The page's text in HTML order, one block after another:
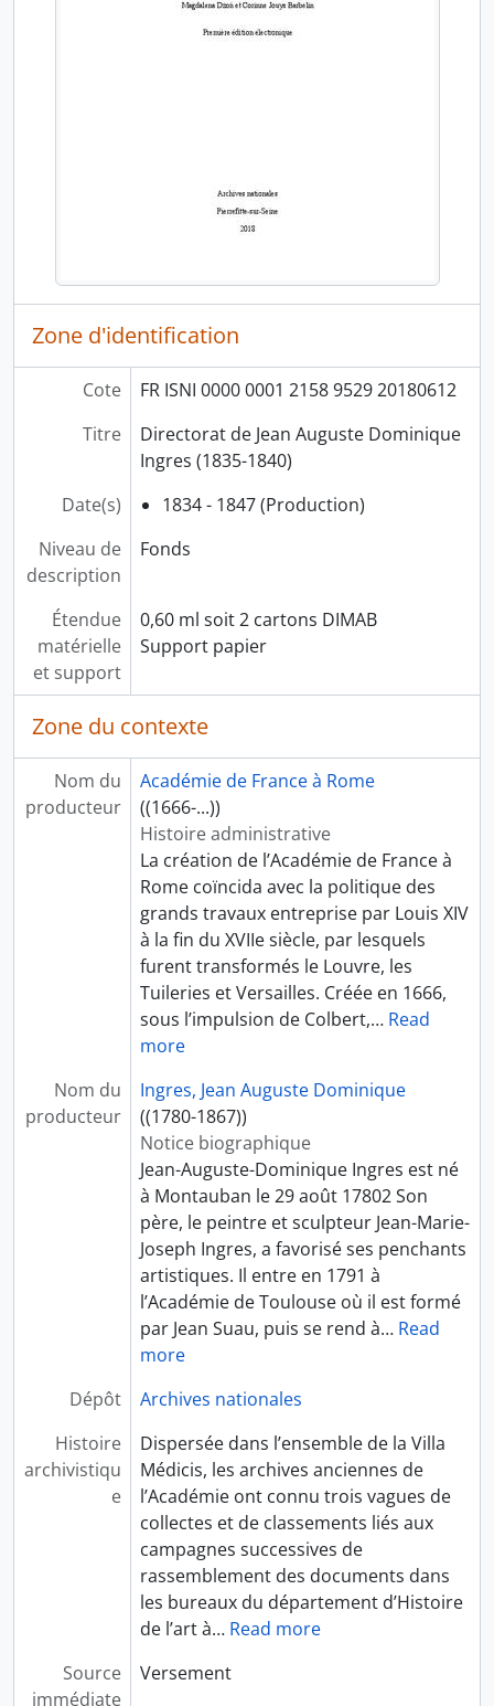
Zone d'identification
Cote
FR ISNI 0000 0001 2158 9529 20180612
Titre
Directorat de Jean Auguste Dominique
Ingres (1835-1840)
Date(s)
1834 - 1847 (Production)
Niveau de
description
Fonds
Étendue
matérielle
et support
0,60 ml soit 2 cartons DIMAB
Support papier
Zone du contexte
Nom du
producteur
Académie de France à Rome
((1666-...))
Histoire administrative
La création de l’Académie de France à
Rome coïncida avec la politique des
grands travaux entreprise par Louis XIV
à la fin du XVIIe siècle, par lesquels
furent transformés le Louvre, les
Tuileries et Versailles. Créée en 1666,
sous l’impulsion de Colbert,… Read
more
Nom du
producteur
Ingres, Jean Auguste Dominique
((1780-1867))
Notice biographique
Jean-Auguste-Dominique Ingres est né
à Montauban le 29 août 17802 Son
père, le peintre et sculpteur Jean-Marie-
Joseph Ingres, a favorisé ses penchants
artistiques. Il entre en 1791 à
l’Académie de Toulouse où il est formé
par Jean Suau, puis se rend à… Read
more
Dépôt
Archives nationales
Histoire
archivistiqu
e
Dispersée dans l’ensemble de la Villa
Médicis, les archives anciennes de
l’Académie ont connu trois vagues de
collectes et de classements liés aux
campagnes successives de
rassemblement des documents dans
les bureaux du département d’Histoire
de l’art à… Read more
Source
immédiate
Versement